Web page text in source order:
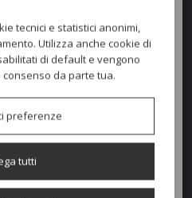
tecnici e statistici anonimi,
Utilizza anche cookie di
di default e vengono
da parte tua.
preferenze
tutti